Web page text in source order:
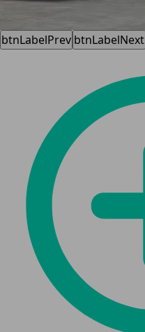
btnLabelPrev btnLabelNext